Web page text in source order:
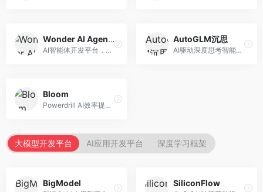
Wonder AI Agents
AI智能体开发平台，专注于低代码智能体创建。面向开发者，提供可视化开发、模板库、部署服务等功能，开发门槛低。
AutoGLM沉思
AI驱动深度思考智能体，专注于复杂推理任务。面向高级用户，提供深度分析、逻辑推理、决策支持等服务，推理能力强。
Bloom
Powerdrill AI效率提升平台，专注于企业智能化。面向企业用户，提供智能体创建、流程自动化、数据分析等服务，企业效率提升显著。
大模型开发平台 AI应用开发平台 深度学习框架
BigModel SiliconFlow